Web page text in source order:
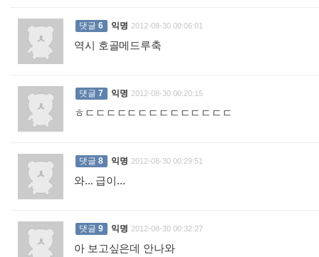
댓글 6 익명 2012-08-30 00:06:01
역시 호골메드루축
댓글 7 익명 2012-08-30 00:20:15
ㅎㄷㄷㄷㄷㄷㄷㄷㄷㄷㄷㄷㄷㄷㄷ
댓글 8 익명 2012-08-30 00:29:51
와... 급이...
댓글 9 익명 2012-08-30 00:32:27
아 보고싶은데 안나와